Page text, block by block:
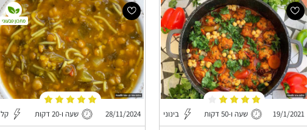
19/1/2021 שעה ו-50 דקות בינוני 28/11/2024 שעה ו-20 דקות קל
מתכון טבעוני